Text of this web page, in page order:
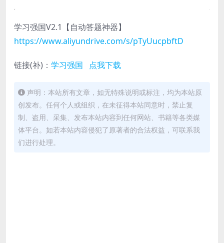
学习强国V2.1【自动答题神器】
https://www.aliyundrive.com/s/pTyUucpbftD
链接(补)： 学习强国 点我下载
声明：本站所有文章，如无特殊说明或标注，均为本站原
创发布。任何个人或组织，在未征得本站同意时，禁止复
制、盗用、采集、发布本站内容到任何网站、书籍等各类媒
体平台。如若本站内容侵犯了原著者的合法权益，可联系我
们进行处理。